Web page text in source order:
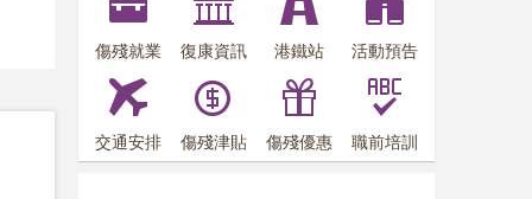
傷殘就業 復康資訊 港鐵站 活動預告
交通安排 傷殘津貼 傷殘優惠 職前培訓